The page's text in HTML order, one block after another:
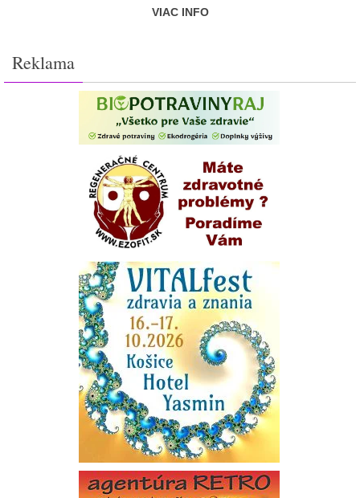
VIAC INFO
Reklama